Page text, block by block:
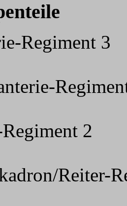
Regiment 3
2
Reiter-